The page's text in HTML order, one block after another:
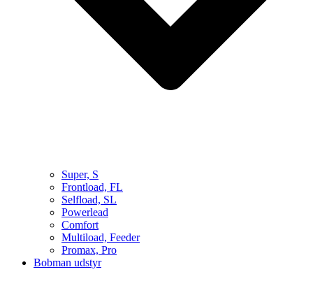
Super, S
Frontload, FL
Selfload, SL
Powerlead
Comfort
Multiload, Feeder
Promax, Pro
Bobman udstyr